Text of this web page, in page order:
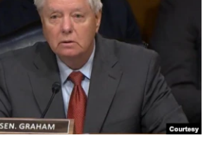
فرهنگ و زندگی
علم و فناوری
اسرائیل در جنگ
انتخابات ریاست جمهوری آمریکا ۲۰۲۴
حمله جمهوری اسلامی به اسرائیل
رمز مهسا
ورزش زنان در ایران
زبانهای مختلف